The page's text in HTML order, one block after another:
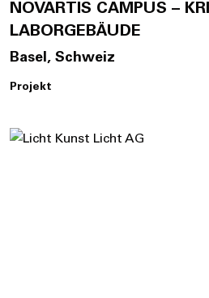
NOVARTIS CAMPUS –
LABORGEBÄUDE
Basel, Schweiz
Projekt